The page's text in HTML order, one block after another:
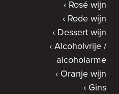
Rosé wijn
Rode wijn
Dessert wijn
Alcoholvrije /
alcoholarme
Oranje wijn
Gins